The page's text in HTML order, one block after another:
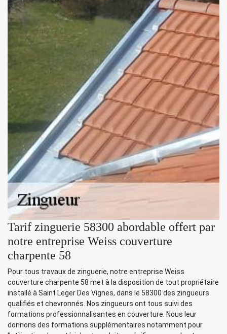
Tarif zinguerie 58300 abordable offert par
notre entreprise Weiss couverture
charpente 58
Pour tous travaux de zinguerie, notre entreprise Weiss
couverture charpente 58 met à la disposition de tout propriétaire
installé à Saint Leger Des Vignes, dans le 58300 des zingueurs
qualifiés et chevronnés. Nos zingueurs ont tous suivi des
formations professionnalisantes en couverture. Nous leur
donnons des formations supplémentaires notamment pour